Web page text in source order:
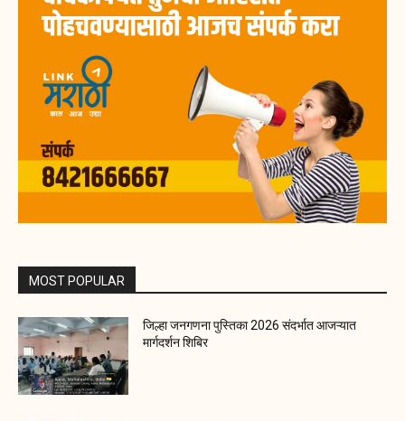
MOST POPULAR
जिल्हा जनगणना पुस्तिका 2026 संदर्भात आजऱ्यात
मार्गदर्शन शिबिर